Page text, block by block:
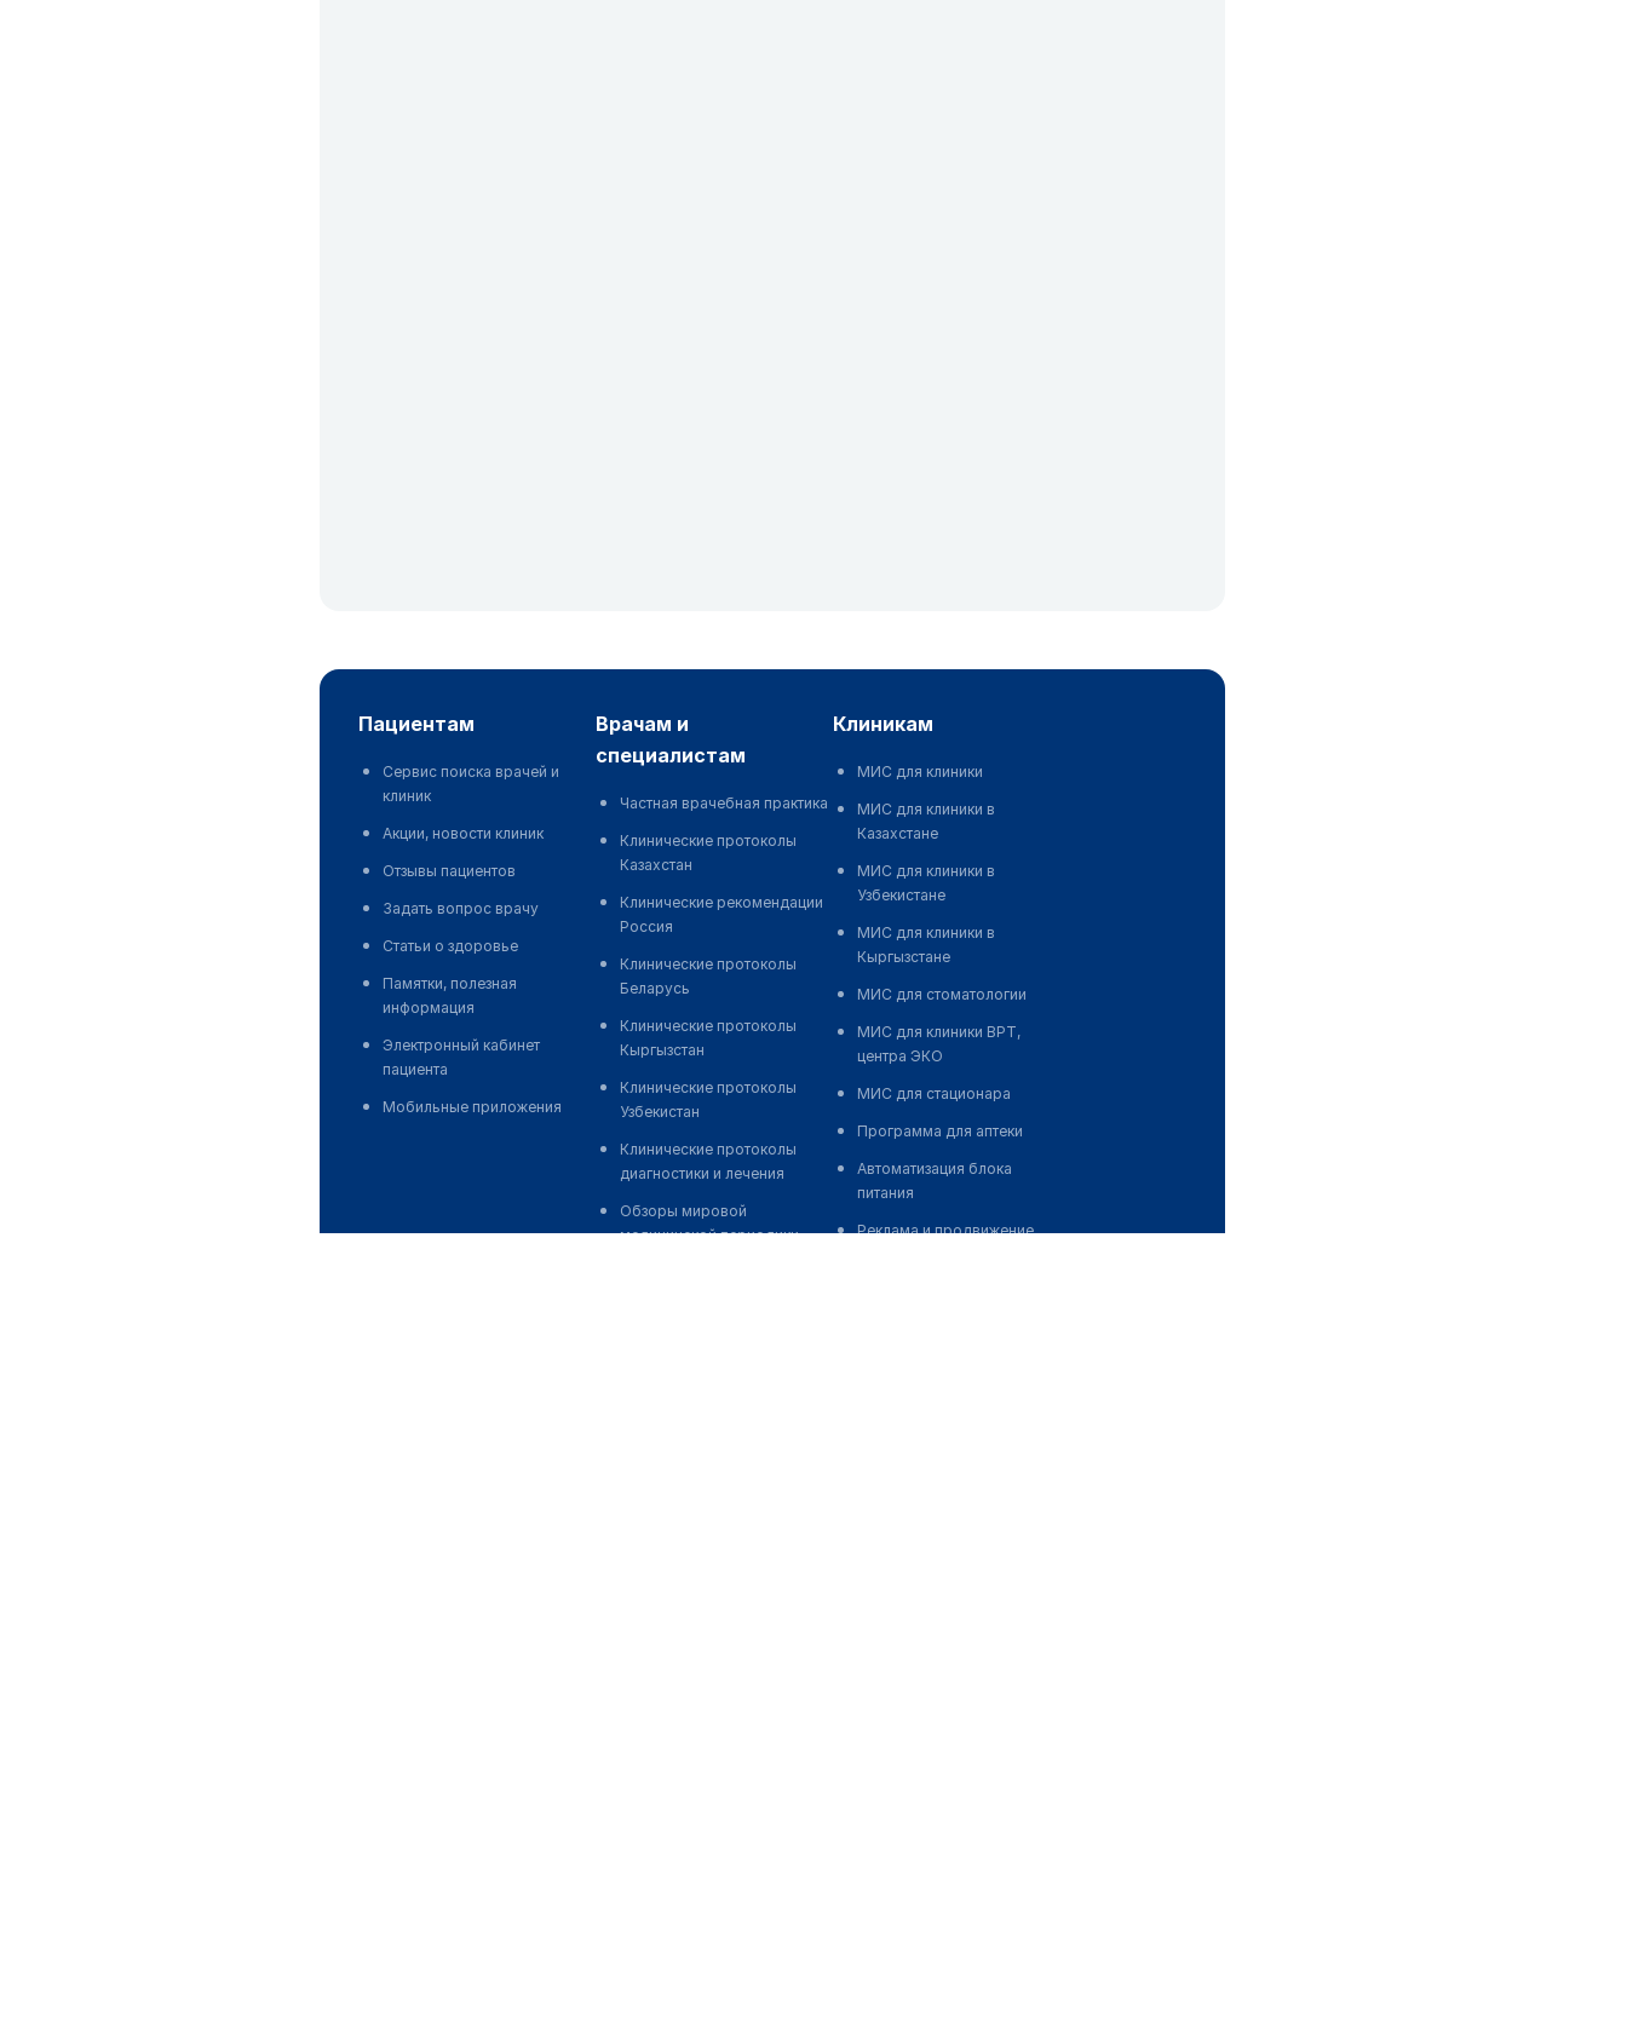
пациентам
Сервис поиска врачей и
клиник
Акции, новости клиник
Отзывы пациентов
Задать вопрос врачу
Статьи о здоровье
Памятки, полезная
информация
Электронный кабинет
пациента
Мобильные приложения
врачам и
специалистам
Частная врачебная практика
Клинические протоколы
Казахстан
Клинические рекомендации
Россия
Клинические протоколы
Беларусь
Клинические протоколы
Кыргызстан
Клинические протоколы
Узбекистан
Клинические протоколы
диагностики и лечения
Обзоры мировой
медицинской периодики
клиникам
МИС для клиники
МИС для клиники в
Казахстане
МИС для клиники в
Узбекистане
МИС для клиники в
Кыргызстане
МИС для стоматологии
МИС для клиники ВРТ,
центра ЭКО
МИС для стационара
Программа для аптеки
Автоматизация блока
питания
Реклама и продвижение